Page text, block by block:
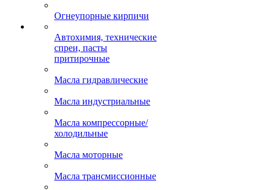
Огнеупорные кирпичи
Автохимия, технические
спреи, пасты
притирочные
Масла гидравлические
Масла индустриальные
Масла компрессорные/
холодильные
Масла моторные
Масла трансмиссионные